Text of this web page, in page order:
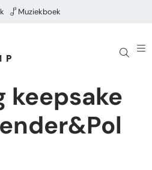
Muziekboek
keepsake